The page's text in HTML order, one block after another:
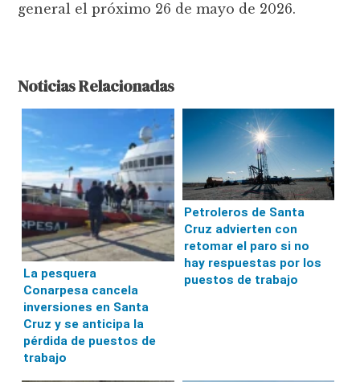
general el próximo 26 de mayo de 2026.
Noticias Relacionadas
La pesquera
Conarpesa cancela
inversiones en Santa
Cruz y se anticipa la
pérdida de puestos de
trabajo
Petroleros de Santa
Cruz advierten con
retomar el paro si no
hay respuestas por los
puestos de trabajo